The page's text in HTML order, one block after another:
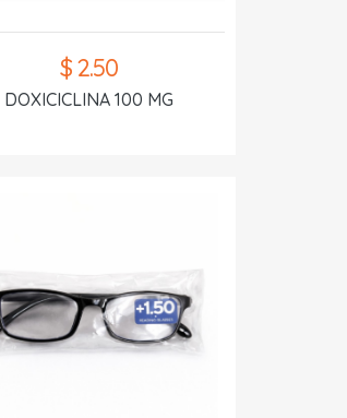
$ 2.50
DOXICICLINA 100 MG